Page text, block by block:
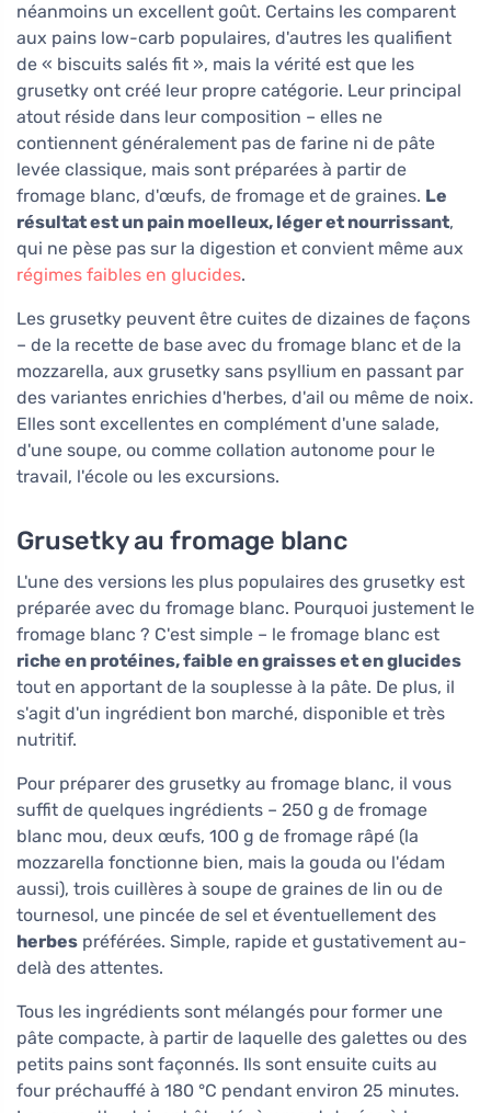
néanmoins un excellent goût. Certains les comparent
aux pains low-carb populaires, d'autres les qualifient
de « biscuits salés fit », mais la vérité est que les
grusetky ont créé leur propre catégorie. Leur principal
atout réside dans leur composition – elles ne
contiennent généralement pas de farine ni de pâte
levée classique, mais sont préparées à partir de
fromage blanc, d'œufs, de fromage et de graines. Le
résultat est un pain moelleux, léger et nourrissant,
qui ne pèse pas sur la digestion et convient même aux
régimes faibles en glucides.
Les grusetky peuvent être cuites de dizaines de façons
– de la recette de base avec du fromage blanc et de la
mozzarella, aux grusetky sans psyllium en passant par
des variantes enrichies d'herbes, d'ail ou même de noix.
Elles sont excellentes en complément d'une salade,
d'une soupe, ou comme collation autonome pour le
travail, l'école ou les excursions.
Grusetky au fromage blanc
L'une des versions les plus populaires des grusetky est
préparée avec du fromage blanc. Pourquoi justement le
fromage blanc ? C'est simple – le fromage blanc est
riche en protéines, faible en graisses et en glucides
tout en apportant de la souplesse à la pâte. De plus, il
s'agit d'un ingrédient bon marché, disponible et très
nutritif.
Pour préparer des grusetky au fromage blanc, il vous
suffit de quelques ingrédients – 250 g de fromage
blanc mou, deux œufs, 100 g de fromage râpé (la
mozzarella fonctionne bien, mais la gouda ou l'édam
aussi), trois cuillères à soupe de graines de lin ou de
tournesol, une pincée de sel et éventuellement des
herbes préférées. Simple, rapide et gustativement au-
delà des attentes.
Tous les ingrédients sont mélangés pour former une
pâte compacte, à partir de laquelle des galettes ou des
petits pains sont façonnés. Ils sont ensuite cuits au
four préchauffé à 180 °C pendant environ 25 minutes.